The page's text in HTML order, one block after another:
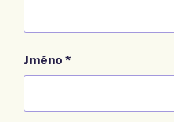
Jméno *